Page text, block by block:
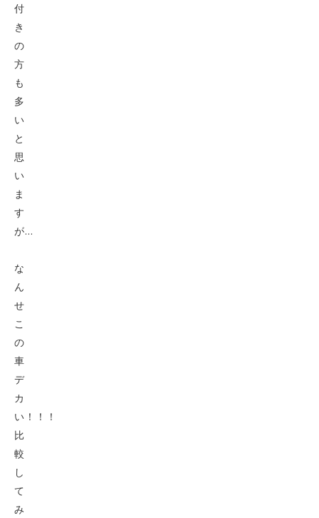
付
き
の
方
も
多
い
と
思
い
ま
す
が…
な
ん
せ
こ
の
車
デ
カ
い！！！
比
較
し
て
み